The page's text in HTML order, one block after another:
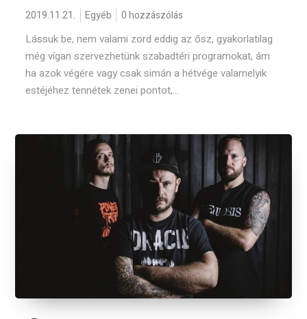
2019.11.21. Egyéb 0 hozzászólás
Lássuk be, nem valami zord eddig az ősz, gyakorlatilag
még vígan szervezhetünk szabadtéri programokat, ám
ha azok végére vagy csak simán a hétvége valamelyik
estéjéhez tennétek zenei pontot,...